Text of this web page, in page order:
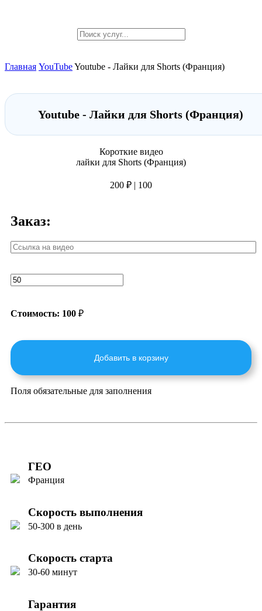
Главная YouTubeYoutube - Лайки для Shorts (Франция)
Youtube - Лайки для Shorts (Франция)
Короткие видео
лайки для Shorts (Франция)
200 ₽ | 100
Заказ:
Стоимость: 100 ₽
Добавить в корзину
Поля обязательные для заполнения
ГЕО
Франция
Скорость выполнения
50-300 в день
Скорость старта
30-60 минут
Гарантия